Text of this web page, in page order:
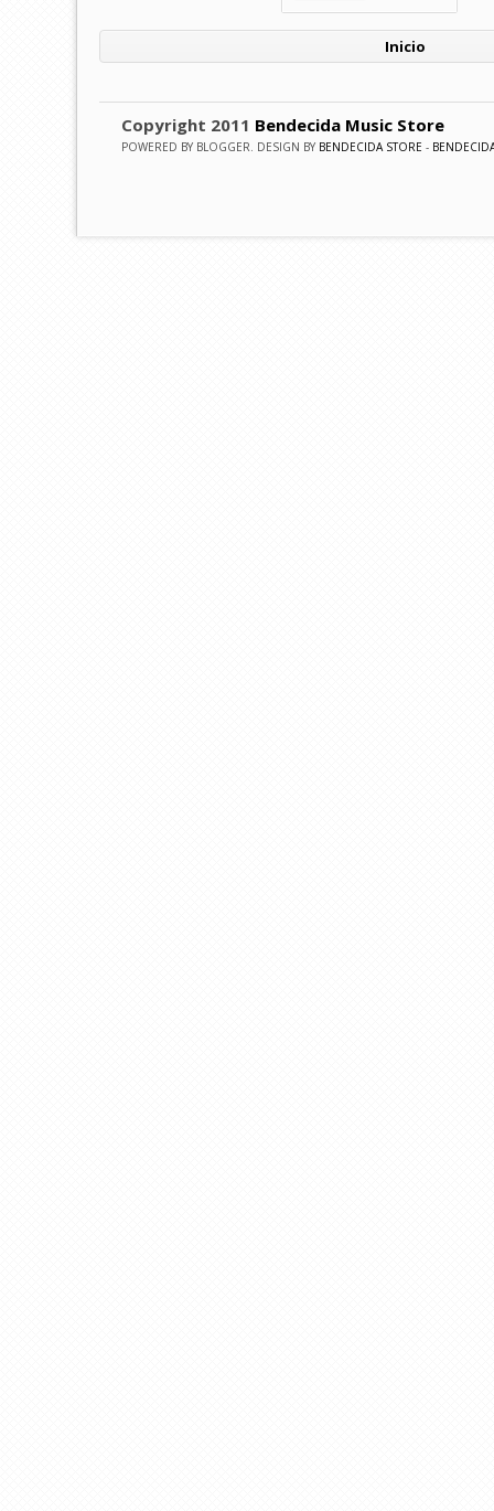
Inicio
Copyright 2011 Bendecida Music Store
POWERED BY BLOGGER. DESIGN BY BENDECIDA STORE -